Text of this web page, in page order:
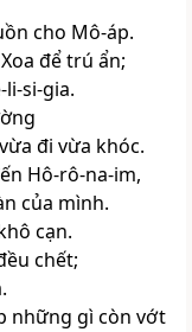
cho Mô-áp.
để trú ẩn;
li-si-gia.
đi vừa khóc.
Hô-rô-na-im,
của mình.
cạn.
chết;
những gì còn vớt